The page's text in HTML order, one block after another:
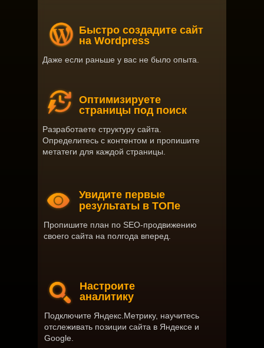
Увидите первые
результаты в ТОПе
Пропишите план по SEO-продвижению
своего сайта на полгода вперед.
Настроите
аналитику
Подключите Яндекс.Метрику, научитесь
отслеживать позиции сайта в Яндексе и
Google.
Оптимизируете
страницы под поиск
Разработаете структуру сайта.
Определитесь с контентом и пропишите
метатеги для каждой страницы.
Быстро создадите сайт
на Wordpress
Даже если раньше у вас не было опыта.